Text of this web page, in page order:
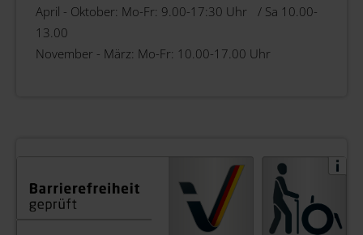
April - Oktober: Mo-Fr: 9.00-17:30 Uhr / Sa 10.00-
13.00
November - März: Mo-Fr: 10.00-17.00 Uhr